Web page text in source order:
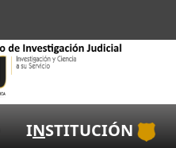
INSTITUCIÓN